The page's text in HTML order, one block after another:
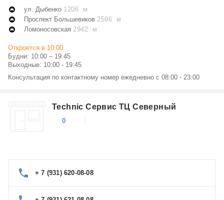
ул. Дыбенко 1206 м
Проспект Большевиков 2596 м
Ломоносовская 2942 м
Откроется в 10:00
Будни: 10:00 – 19:45
Выходные: 10:00 - 19:45
Консультация по контактному номер ежедневно с 08:00 - 23:00
Technic Сервис ТЦ Северный
0
+ 7 (931) 620-08-08